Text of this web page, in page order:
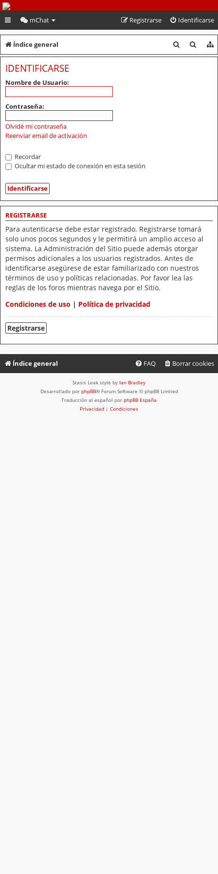
PeruVoley.com
mChat Identificarse
Registrarse
Índice general
u
u
IDENTIFICARSE
Nombre de Usuario:
Contraseña:
Olvidé mi contraseña
Reenviar email de activación
Recordar
Ocultar mi estado de conexión en esta sesión
REGISTRARSE
Para autenticarse debe estar registrado. Registrarse tomará
solo unos pocos segundos y le permitirá un amplio acceso al
sistema. La Administración del Sitio puede además otorgar
permisos adicionales a los usuarios registrados. Antes de
identificarse asegúrese de estar familiarizado con nuestros
términos de uso y políticas relacionadas. Por favor lea las
reglas de los foros mientras navega por el Sitio.
Condiciones de uso | Política de privacidad
Registrarse
Índice general Borrar cookies
FAQ
Stasis Leak style by Ian Bradley
Desarrollado por phpBB® Forum Software © phpBB Limited
Traducción al español por phpBB España
Privacidad | Condiciones